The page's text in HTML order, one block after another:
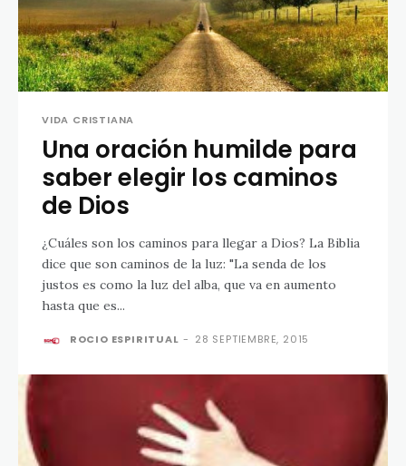
VIDA CRISTIANA
Una oración humilde para
saber elegir los caminos
de Dios
¿Cuáles son los caminos para llegar a Dios? La Biblia
dice que son caminos de la luz: "La senda de los
justos es como la luz del alba, que va en aumento
hasta que es...
ROCIO ESPIRITUAL - 28 SEPTIEMBRE, 2015